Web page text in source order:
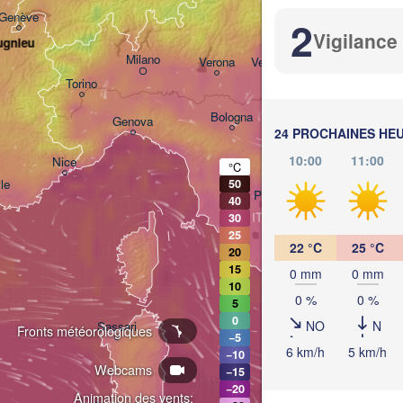
2Vigilance
24 PROCHAINES
10:00
11:00
22 °C
0 mm
0 %
NO
6 km/h
25 °C
0 mm
0 %
N
5 km/h
Animation des vents:
Webcams
Fronts météorologiques
Milano
Torino
Genova
Verona
Nice
Sassari
Roma
Venezia
Pescara
Perugia
Bologna
ITALIE
Napoli
°C
50
40
30
25
20
15
10
5
0
−5
−10
−15
−20